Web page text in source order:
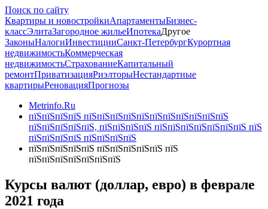
Поиск по сайту
Квартиры и новостройкиАпартаментыБизнес-
классЭлитаЗагородное жильеИпотекаДругое
ЗаконыНалогиИнвестицииСанкт-ПетербургКурортная
недвижимостьКоммерческая
недвижимостьСтрахованиеКапитальный
ремонтПриватизацияРиэлторыНестандартные
квартирыРеновацияПрогнозы
Metrinfo.Ru
пїЅпїЅпїЅпїЅ пїЅпїЅпїЅпїЅпїЅпїЅпїЅпїЅпїЅпїЅпїЅ
пїЅпїЅпїЅпїЅпїЅ, пїЅпїЅпїЅпїЅ пїЅпїЅпїЅпїЅпїЅпїЅпїЅ пїЅ
пїЅпїЅпїЅпїЅ пїЅпїЅпїЅпїЅ
пїЅпїЅпїЅпїЅпїЅ пїЅпїЅпїЅпїЅпїЅ пїЅ
пїЅпїЅпїЅпїЅпїЅпїЅпїЅ
Курсы валют (доллар, евро) в феврале
2021 года